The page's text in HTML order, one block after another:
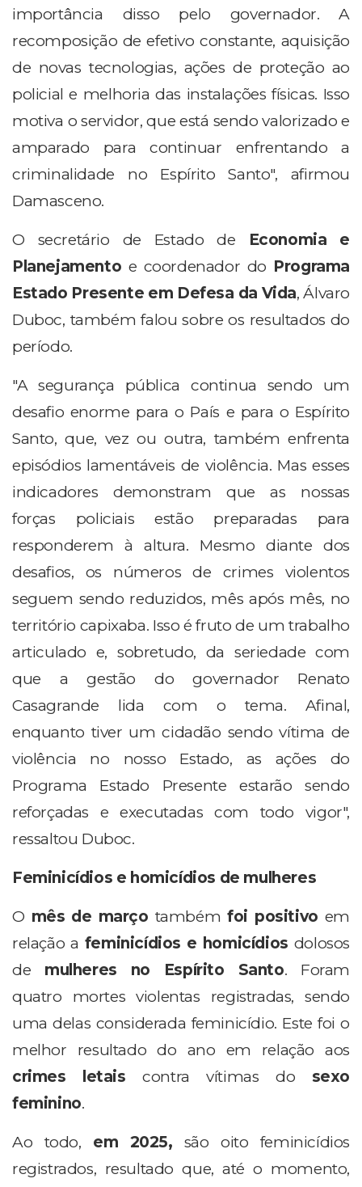
importância disso pelo governador. A
recomposição de efetivo constante, aquisição
de novas tecnologias, ações de proteção ao
policial e melhoria das instalações físicas. Isso
motiva o servidor, que está sendo valorizado e
amparado para continuar enfrentando a
criminalidade no Espírito Santo", afirmou
Damasceno.
O secretário de Estado de
Economia e
Planejamento e coordenador do Programa
Estado Presente em Defesa da Vida, Álvaro
Duboc, também falou sobre os resultados do
período.
"A segurança pública continua sendo um
desafio enorme para o País e para o Espírito
Santo, que, vez ou outra, também enfrenta
episódios lamentáveis de violência. Mas esses
indicadores demonstram que as nossas
forças policiais estão preparadas para
responderem à altura. Mesmo diante dos
desafios, os números de crimes violentos
seguem sendo reduzidos, mês após mês, no
território capixaba. Isso é fruto de um trabalho
articulado e, sobretudo, da seriedade com
que a gestão do governador Renato
Casagrande lida com o tema. Afinal,
enquanto tiver um cidadão sendo vítima de
violência no nosso Estado, as ações do
Programa Estado Presente estarão sendo
reforçadas e executadas com todo vigor",
ressaltou Duboc.
Feminicídios e homicídios de mulheres
O mês de março também foi positivo em
relação a feminicídios e homicídios dolosos
de mulheres no Espírito Santo. Foram
quatro mortes violentas registradas, sendo
uma delas considerada feminicídio. Este foi o
melhor resultado do ano em relação aos
crimes letaiscontra vítimas do sexo
feminino.
Ao todo, em 2025, são oito feminicídios
registrados, resultado que, até o momento,